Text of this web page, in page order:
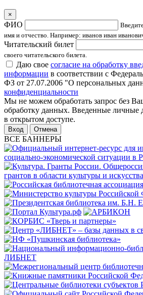
×
ФИО
имя и отчество. Например: иванов иван
Читательский билет
своего читательского билета.
Даю свое согласие на обработку
информации в соответствии с
ФЗ от 27.07.2006 "О персональных
конфиденциальности
Мы не можем обработать запрос без
обработку данных. Введенные личные
в открытом доступе.
Отмена
ВСЕ БАННЕРЫ